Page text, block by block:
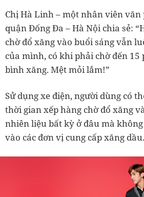
Chị Hà Linh – một nhân viên
quận Đống Đa – Hà Nội chia sẻ:
chờ đổ xăng vào buổi sáng vẫn
của mình, có khi phải chờ đến
bình xăng. Mệt mỏi lắm!”
Sử dụng xe điện, người dùng có
thời gian xếp hàng chờ đổ xăng
nhiên liệu bất kỳ ở đâu mà
vào các đơn vị cung cấp xăng dầu.